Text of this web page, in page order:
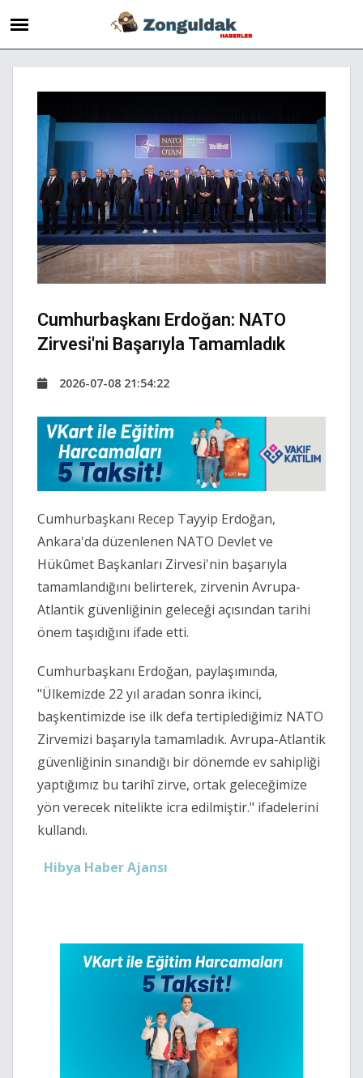
Cumhurbaşkanı Erdoğan: NATO
Zirvesi'ni Başarıyla Tamamladık
2026-07-08 21:54:22
Cumhurbaşkanı Recep Tayyip Erdoğan,
Ankara'da düzenlenen NATO Devlet ve
Hükûmet Başkanları Zirvesi'nin başarıyla
tamamlandığını belirterek, zirvenin Avrupa-
Atlantik güvenliğinin geleceği açısından tarihi
önem taşıdığını ifade etti.
Cumhurbaşkanı Erdoğan, paylaşımında,
"Ülkemizde 22 yıl aradan sonra ikinci,
başkentimizde ise ilk defa tertiplediğimiz NATO
Zirvemizi başarıyla tamamladık. Avrupa-Atlantik
güvenliğinin sınandığı bir dönemde ev sahipliği
yaptığımız bu tarihî zirve, ortak geleceğimize
yön verecek nitelikte icra edilmiştir." ifadelerini
kullandı.
Hibya Haber Ajansı